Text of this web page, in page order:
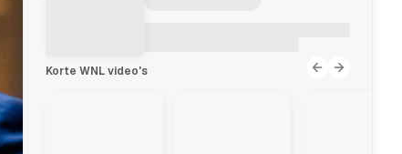
Korte WNL video's